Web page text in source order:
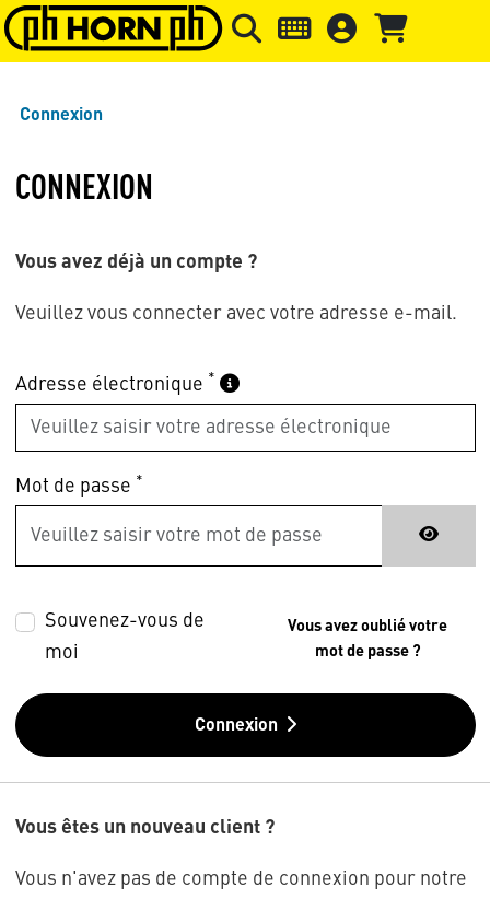
Skip to main content Passer à l'en-tête de la page
Connexion
CONNEXION
Vous avez déjà un compte ?
Veuillez vous connecter avec votre adresse e-mail.
Adresse électronique *
Mot de passe *
Souvenez-vous de
moi
Vous avez oublié votre
mot de passe ?
Connexion
Vous êtes un nouveau client ?
Vous n'avez pas de compte de connexion pour notre